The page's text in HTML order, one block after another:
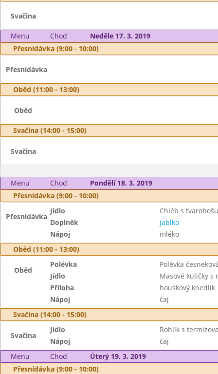
Svačina
Menu Chod
Neděle 17. 3. 2019
Přesnídávka (9:00 - 10:00)
Přesnídávka
Oběd (11:00 - 13:00)
Oběd
Svačina (14:00 - 15:00)
Svačina
Menu Chod
Pondělí 18. 3. 2019
Přesnídávka (9:00 - 10:00)
Přesnídávka
Jídlo
Chléb s
Doplněk
jablko
Nápoj
mléko
Oběd (11:00 - 13:00)
Oběd
Polévka
Polévka
Jídlo
Masové kuličky s
Příloha
houskový knedlík
Nápoj
čaj
Svačina (14:00 - 15:00)
Svačina
Jídlo
Rohlík s
Nápoj
čaj
Menu
Chod
Úterý 19. 3. 2019
Přesnídávka (9:00 - 10:00)